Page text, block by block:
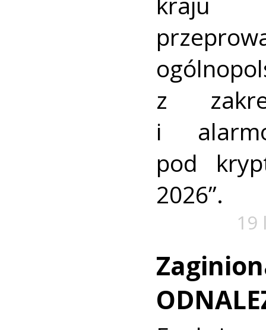
z
i
pod
2026”.
19